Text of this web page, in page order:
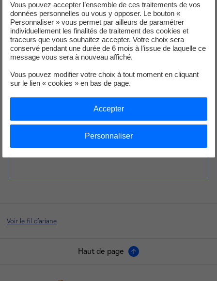
[1]
Électricité de Mayotte (EDM) a la concession du service public de
production, distribution et commercialisation de l’électricité sur le territoire de
Mayotte. EDF est actionnaire à 25 %.
service-de-presse@edf.fr
Voir le fil d'ariane
Haut de page
Vous pouvez accepter l’ensemble de ces traitements de vos
données personnelles ou vous y opposer. Le bouton «
Personnaliser » vous permet par ailleurs de paramétrer
individuellement les finalités de traitement des cookies et
traceurs que vous souhaitez accepter. Votre choix sera
conservé pendant une durée de 6 mois à l’issue de laquelle ce
message vous sera à nouveau affiché.
Vous pouvez modifier votre choix à tout moment en cliquant
sur le lien « cookies » en bas de page.
Personnaliser
Accepter